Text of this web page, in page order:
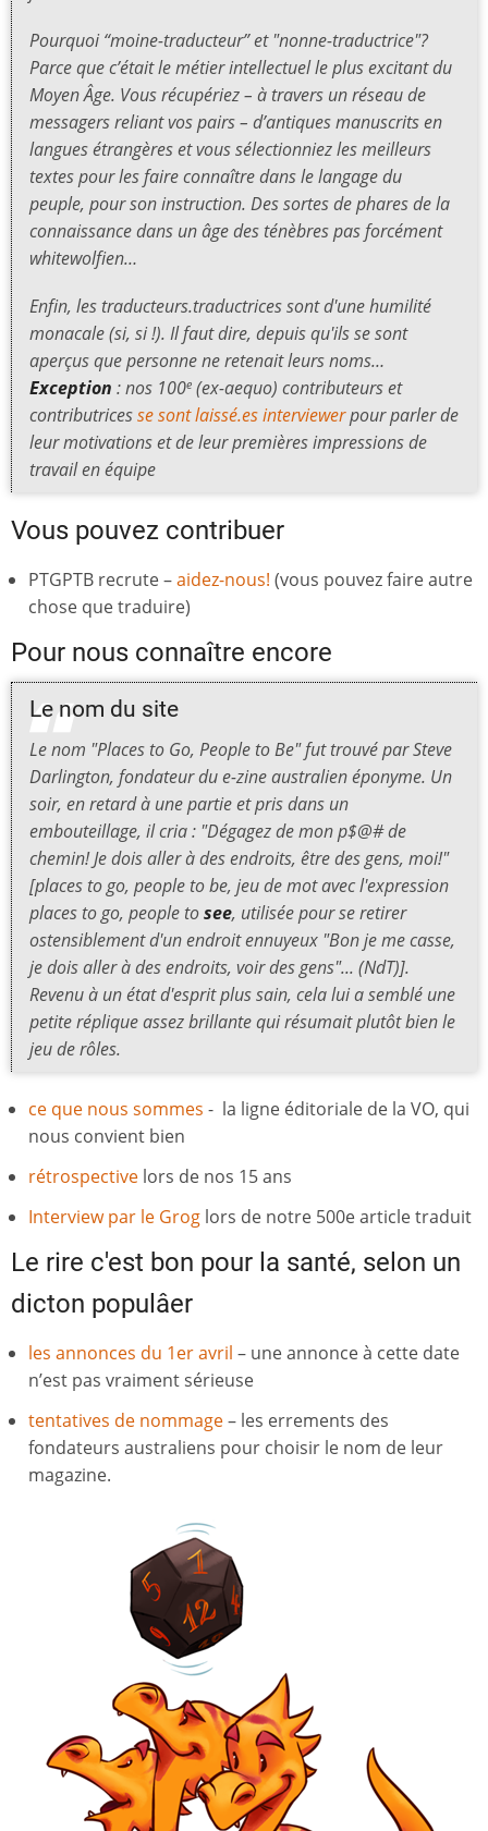
Pourquoi “moine-traducteur” et "nonne-traductrice"?
Parce que c’était le métier intellectuel le plus excitant du
Moyen Âge. Vous récupériez – à travers un réseau de
messagers reliant vos pairs – d’antiques manuscrits en
langues étrangères et vous sélectionniez les meilleurs
textes pour les faire connaître dans le langage du
peuple, pour son instruction. Des sortes de phares de la
connaissance dans un âge des ténèbres pas forcément
whitewolfien…
Enfin, les traducteurs.traductrices sont d'une humilité
monacale (si, si !). Il faut dire, depuis qu'ils se sont
aperçus que personne ne retenait leurs noms…
Exception : nos 100e (ex-aequo) contributeurs et
contributricesse sont laissé.es interviewerpour parler de
leur motivations et de leur premières impressions de
travail en équipe
Vous pouvez contribuer
PTGPTB recrute –aidez-nous! (vous pouvez faire autre
chose que traduire)
Pour nous connaître encore
Le nom du site
Le nom "Places to Go, People to Be" fut trouvé par Steve
Darlington, fondateur du e-zine australien éponyme. Un
soir, en retard à une partie et pris dans un
embouteillage, il cria : "Dégagez de mon p$@# de
chemin! Je dois aller à des endroits, être des gens, moi!"
[places to go, people to be, jeu de mot avec l'expression
places to go, people tosee, utilisée pour se retirer
ostensiblement d'un endroit ennuyeux "Bon je me casse,
je dois aller à des endroits, voir des gens"... (NdT)].
Revenu à un état d'esprit plus sain, cela lui a semblé une
petite réplique assez brillante qui résumait plutôt bien le
jeu de rôles.
ce que nous sommes - la ligne éditoriale de la VO, qui
nous convient bien
rétrospective lors de nos 15 ans
Interview par le Grog lors de notre 500e article traduit
Le rire c'est bon pour la santé, selon un
dicton populâer
les annonces du 1er avril – une annonce à cette date
n’est pas vraiment sérieuse
tentatives de nommage– les errements des
fondateurs australiens pour choisir le nom de leur
magazine.